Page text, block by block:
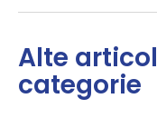
Alte
categorie